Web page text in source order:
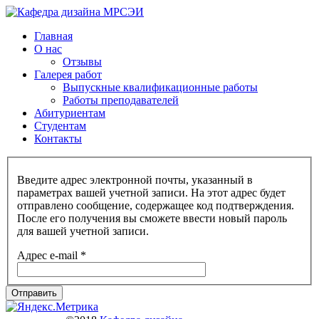
Главная
О нас
Отзывы
Галерея работ
Выпускные квалификационные работы
Работы преподавателей
Абитуриентам
Студентам
Контакты
Введите адрес электронной почты, указанный в
параметрах вашей учетной записи. На этот адрес будет
отправлено сообщение, содержащее код подтверждения.
После его получения вы сможете ввести новый пароль
для вашей учетной записи.
Адрес e-mail *
Отправить